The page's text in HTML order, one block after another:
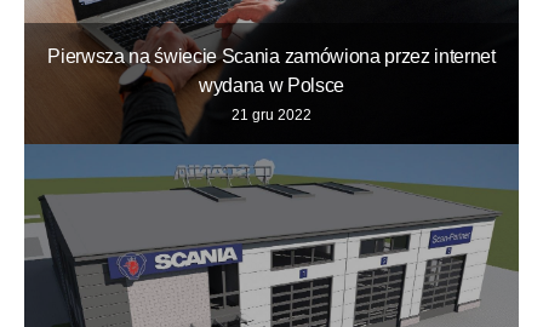
Pierwsza na świecie Scania zamówiona przez internet
wydana w Polsce
21 gru 2022